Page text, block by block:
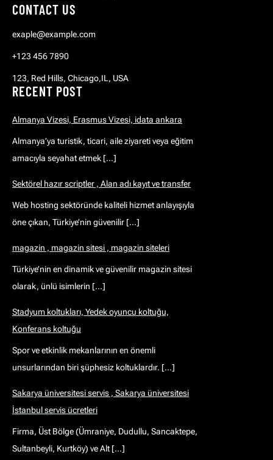
CONTACT US
exaple@example.com
+123 456 7890
123, Red Hills, Chicago,IL, USA
RECENT POST
Almanya Vizesi, Erasmus Vizesi, idata ankara
Almanya’ya turistik, ticari, aile ziyareti veya eğitim
amacıyla seyahat etmek […]
Sektörel hazır scriptler , Alan adı kayıt ve transfer
Web hosting sektöründe kaliteli hizmet anlayışıyla
öne çıkan, Türkiye’nin güvenilir […]
magazin , magazin sitesi , magazin siteleri
Türkiye’nin en dinamik ve güvenilir magazin sitesi
olarak, ünlü isimlerin […]
Stadyum koltukları, Yedek oyuncu koltuğu,
Konferans koltuğu
Spor ve etkinlik mekanlarının en önemli
unsurlarından biri şüphesiz koltuklardır. […]
Sakarya üniversitesi servis , Sakarya üniversitesi
İstanbul servis ücretleri
Firma, Üst Bölge (Ümraniye, Dudullu, Sancaktepe,
Sultanbeyli, Kurtköy) ve Alt […]